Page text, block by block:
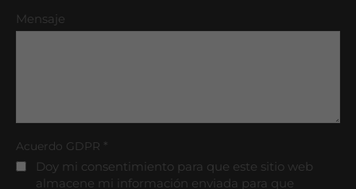
Mensaje
Acuerdo GDPR *
Doy mi consentimiento para que este sitio web
almacene mi información enviada para que